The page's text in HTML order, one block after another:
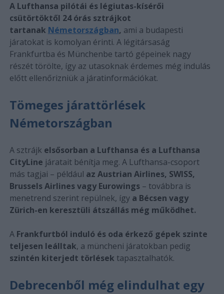
A Lufthansa pilótái és légiutas-kísérői
csütörtöktől 24 órás sztrájkot
tartanak Németországban, ami a budapesti
járatokat is komolyan érinti. A légitársaság
Frankfurtba és Münchenbe tartó gépeinek nagy
részét törölte, így az utasoknak érdemes még indulás
előtt ellenőrizniük a járatinformációkat.
Tömeges járattörlések
Németországban
A sztrájk elsősorban a Lufthansa és a Lufthansa
CityLine járatait bénítja meg. A Lufthansa-csoport
más tagjai – például az Austrian Airlines, SWISS,
Brussels Airlines vagy Eurowings– továbbra is
menetrend szerint repülnek, így a Bécsen vagy
Zürich-en keresztüli átszállás még működhet.
A Frankfurtból induló és oda érkező gépek szinte
teljesen leálltak, a müncheni járatokban pedig
szintén kiterjedt törlések tapasztalhatók.
Debrecenből még elindulhat egy